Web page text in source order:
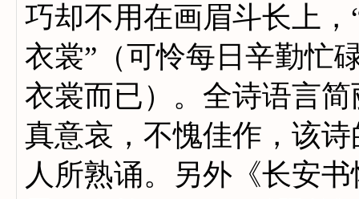
巧却不用在画眉斗长上
衣裳”（可怜每日辛勤忙
衣裳而已）。全诗语言
真意哀，不愧佳作，该
人所熟诵。另外《长安